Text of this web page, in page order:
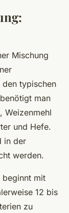
Mischung
typischen
man
Weizenmehl
und Hefe.
in der
werden.
beginnt mit
12 bis
zu